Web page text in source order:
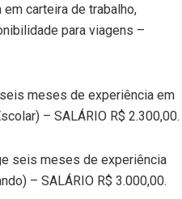
carteira de trabalho,
para viagens –
meses de experiência em
– SALÁRIO R$ 2.300,00.
seis meses de experiência
– SALÁRIO R$ 3.000,00.